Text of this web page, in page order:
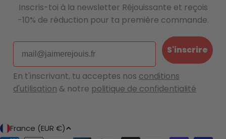
Inscris-toi à la newsletter Réjouissante et reçois
-10% de réduction pour ta première commande.
Email S'inscrire
En t'inscrivant, tu acceptes nos conditions
d'utilisation & notre politique de confidentialité
P
France (EUR €)